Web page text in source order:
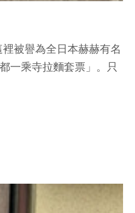
被譽為全日本赫赫有名
一乘寺拉麵套票」。只